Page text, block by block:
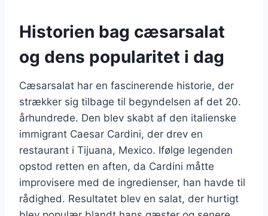
Historien bag cæsarsalat
og dens popularitet i dag
Cæsarsalat har en fascinerende historie, der
strækker sig tilbage til begyndelsen af det 20.
århundrede. Den blev skabt af den italienske
immigrant Caesar Cardini, der drev en
restaurant i Tijuana, Mexico. Ifølge legenden
opstod retten en aften, da Cardini måtte
improvisere med de ingredienser, han havde til
rådighed. Resultatet blev en salat, der hurtigt